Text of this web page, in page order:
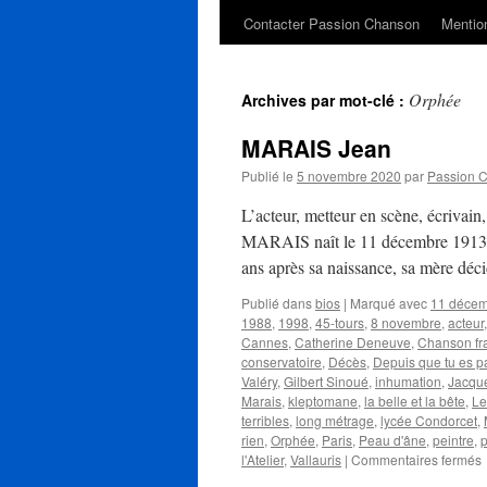
Contacter Passion Chanson
Archives par mot-clé : Orphée
MARAIS Jean
Publié le 5 novembre 2020 par Passion
L’acteur, metteur en scène,
MARAIS naît le 11 décembre
ans après sa naissance, sa mère
Publié dansbios | Marqué avec 11
1988, 1998, 45-tours, 8 novembre, acteur,
Cannes, Catherine Deneuve, Chanson
conservatoire, Décès, Depuis que tu es
Valéry, Gilbert Sinoué, inhumation,
Marais, kleptomane, la belle et la bête,
terribles, long métrage, lycée Condorcet,
rien, Orphée, Paris, Peau d'âne, peintre,
l'Atelier, Vallauris | Commentaires fermés